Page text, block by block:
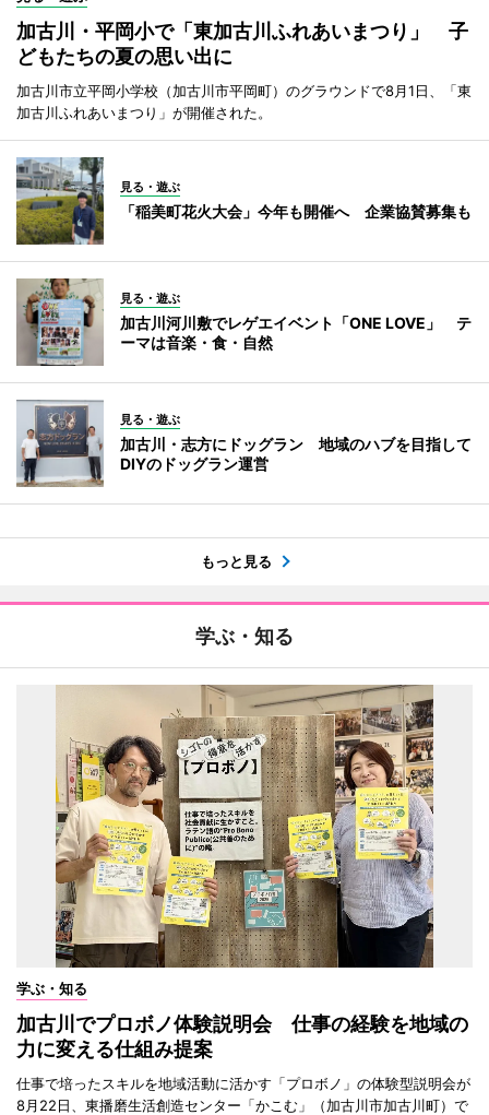
加古川・平岡小で「東加古川ふれあいまつり」 子
どもたちの夏の思い出に
加古川市立平岡小学校（加古川市平岡町）のグラウンドで8月1日、「東
加古川ふれあいまつり」が開催された。
見る・遊ぶ
「稲美町花火大会」今年も開催へ 企業協賛募集も
見る・遊ぶ
加古川河川敷でレゲエイベント「ONE LOVE」 テ
ーマは音楽・食・自然
見る・遊ぶ
加古川・志方にドッグラン 地域のハブを目指して
DIYのドッグラン運営
もっと見る
学ぶ・知る
学ぶ・知る
加古川でプロボノ体験説明会 仕事の経験を地域の
力に変える仕組み提案
仕事で培ったスキルを地域活動に活かす「プロボノ」の体験型説明会が
8月22日、東播磨生活創造センター「かこむ」（加古川市加古川町）で